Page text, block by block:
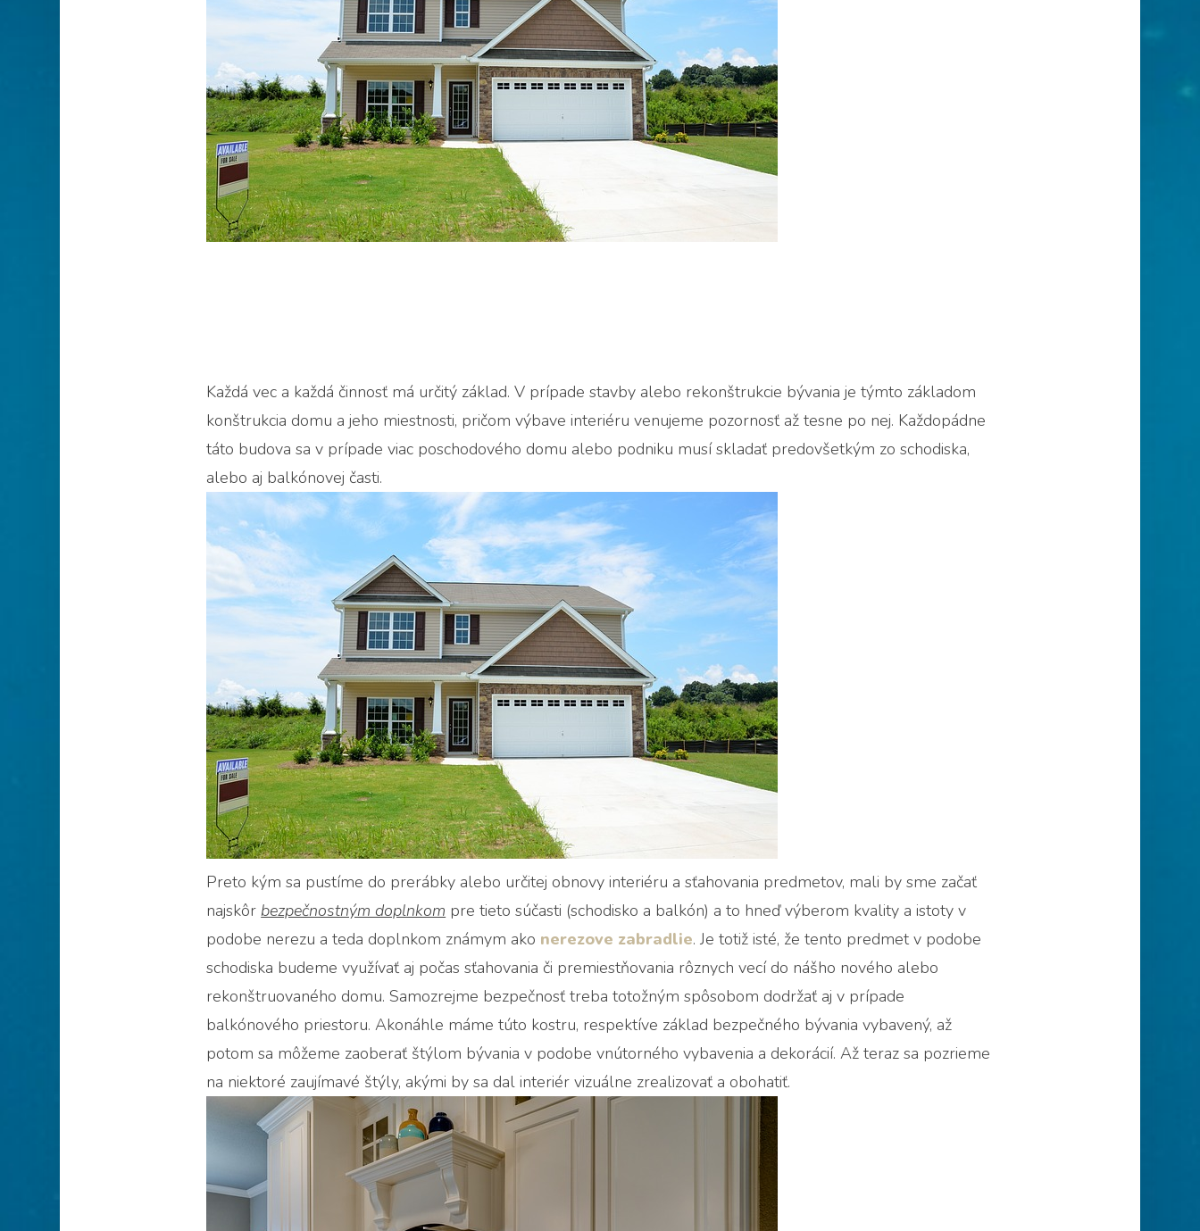
Každá vec a každá činnosť má určitý základ. V prípade stavby alebo rekonštrukcie bývania je týmto základom
konštrukcia domu a jeho miestnosti, pričom výbave interiéru venujeme pozornosť až tesne po nej. Každopádne
táto budova sa v prípade viac poschodového domu alebo podniku musí skladať predovšetkým zo schodiska,
alebo aj balkónovej časti.
Preto kým sa pustíme do prerábky alebo určitej obnovy interiéru a sťahovania predmetov, mali by sme začať
najskôr bezpečnostným doplnkom pre tieto súčasti (schodisko a balkón) a to hneď výberom kvality a istoty v
podobe nerezu a teda doplnkom známym ako nerezove zabradlie. Je totiž isté, že tento predmet v podobe
schodiska budeme využívať aj počas sťahovania či premiestňovania rôznych vecí do nášho nového alebo
rekonštruovaného domu. Samozrejme bezpečnosť treba totožným spôsobom dodržať aj v prípade
balkónového priestoru. Akonáhle máme túto kostru, respektíve základ bezpečného bývania vybavený, až
potom sa môžeme zaoberať štýlom bývania v podobe vnútorného vybavenia a dekorácií. Až teraz sa pozrieme
na niektoré zaujímavé štýly, akými by sa dal interiér vizuálne zrealizovať a obohatiť.